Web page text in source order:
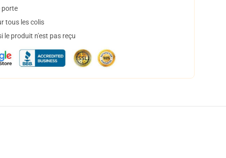
porte
tous les colis
le produit n'est pas reçu